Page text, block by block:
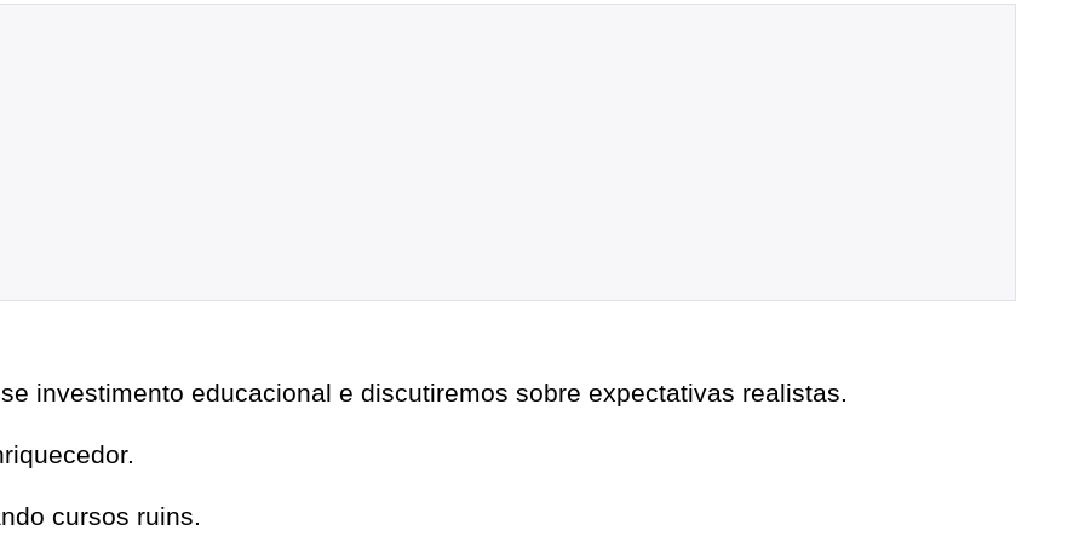
investimento educacional e discutiremos sobre expectativas realistas.
cursos ruins.